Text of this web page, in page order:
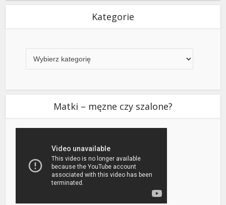
Kategorie
Matki – męzne czy szalone?